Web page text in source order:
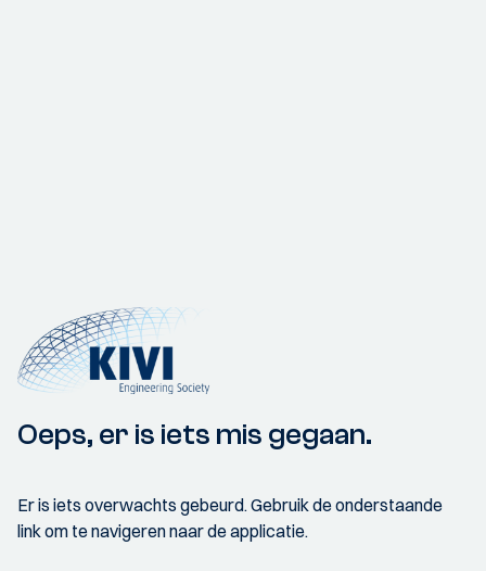
Oeps, er is iets mis gegaan.
Er is iets overwachts gebeurd. Gebruik de onderstaande
link om te navigeren naar de applicatie.